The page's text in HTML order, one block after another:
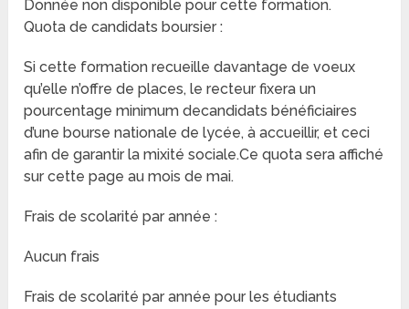
Donnée non disponible pour cette formation.
Quota de candidats boursier :
Si cette formation recueille davantage de voeux
qu’elle n’offre de places, le recteur fixera un
pourcentage minimum decandidats bénéficiaires
d’une bourse nationale de lycée, à accueillir, et ceci
afin de garantir la mixité sociale.Ce quota sera affiché
sur cette page au mois de mai.
Frais de scolarité par année :
Aucun frais
Frais de scolarité par année pour les étudiants